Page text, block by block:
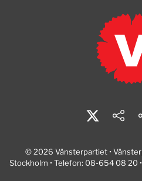
© 2026 Vänsterpartiet •
Stockholm • Telefon: 08-654 08 20